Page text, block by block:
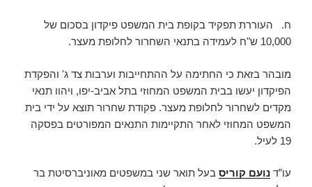
ח. העוררת תפקיד בקופת בית המשפט פיקדון בסכום של
10,000 ש"ח לעמידה בתנאי השחרור לחלופת מעצר.
מובהר בזאת כי החתימה על ההתחייבות וערבות צד ג' והפקדת
הפיקדון יעשו בבית המשפט המחוזי בתל אביב-יפו, ויהוו תנאי
מקדים לשחרור לחלופת מעצר. פקודת שחרור תוצא על ידי בית
המשפט המחוזי לאחר התקיימות התנאים המפורטים בפסקה
19 לעיל.
עו”ד נועם קוריס בעל תואר שני במשפטים מאוניברסיטת בר